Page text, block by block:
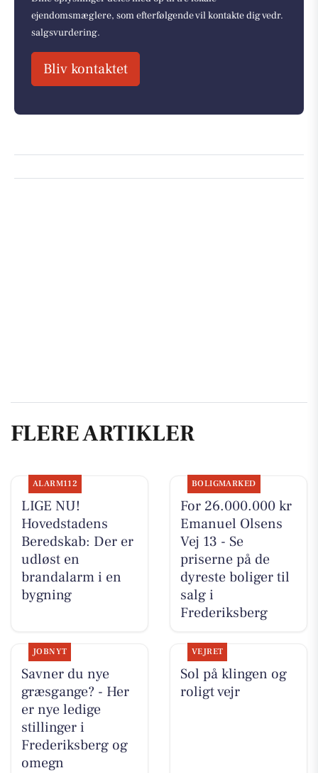
ejendomsmæglere, som efterfølgende vil kontakte dig vedr.
salgsvurdering.
Bliv kontaktet
FLERE ARTIKLER
ALARM112
LIGE NU!
Hovedstadens
Beredskab: Der er
udløst en
brandalarm i en
bygning
BOLIGMARKED
For 26.000.000 kr
Emanuel Olsens
Vej 13 - Se
priserne på de
dyreste boliger til
salg i
Frederiksberg
JOBNYT
Savner du nye
græsgange? - Her
er nye ledige
stillinger i
Frederiksberg og
omegn
VEJRET
Sol på klingen og
roligt vejr